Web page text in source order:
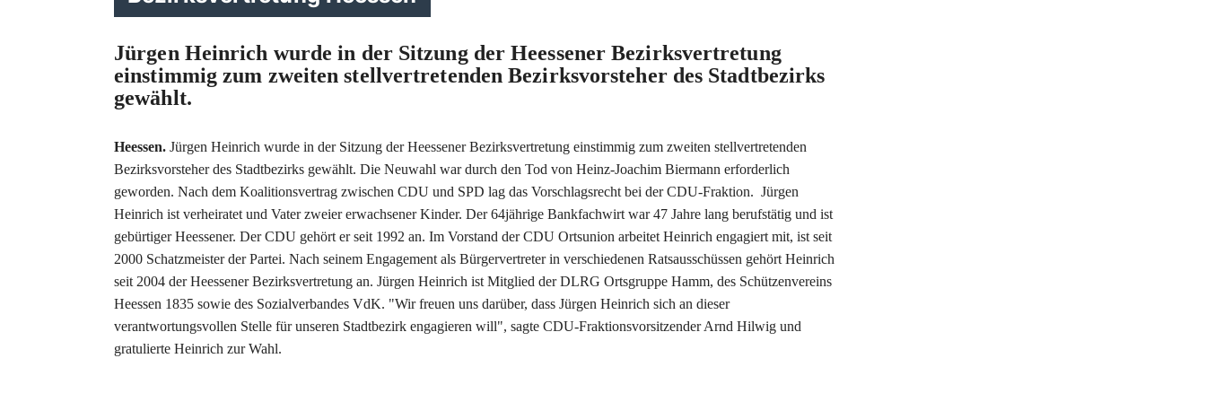
Jürgen Heinrich wurde in der Sitzung der Heessener Bezirksvertretung
einstimmig zum zweiten stellvertretenden Bezirksvorsteher des Stadtbezirks
gewählt.
Heessen. Jürgen Heinrich wurde in der Sitzung der Heessener Bezirksvertretung einstimmig zum zweiten stellvertretenden
Bezirksvorsteher des Stadtbezirks gewählt. Die Neuwahl war durch den Tod von Heinz-Joachim Biermann erforderlich
geworden. Nach dem Koalitionsvertrag zwischen CDU und SPD lag das Vorschlagsrecht bei der CDU-Fraktion. Jürgen
Heinrich ist verheiratet und Vater zweier erwachsener Kinder. Der 64jährige Bankfachwirt war 47 Jahre lang berufstätig und ist
gebürtiger Heessener. Der CDU gehört er seit 1992 an. Im Vorstand der CDU Ortsunion arbeitet Heinrich engagiert mit, ist seit
2000 Schatzmeister der Partei. Nach seinem Engagement als Bürgervertreter in verschiedenen Ratsausschüssen gehört Heinrich
seit 2004 der Heessener Bezirksvertretung an. Jürgen Heinrich ist Mitglied der DLRG Ortsgruppe Hamm, des Schützenvereins
Heessen 1835 sowie des Sozialverbandes VdK. "Wir freuen uns darüber, dass Jürgen Heinrich sich an dieser
verantwortungsvollen Stelle für unseren Stadtbezirk engagieren will", sagte CDU-Fraktionsvorsitzender Arnd Hilwig und
gratulierte Heinrich zur Wahl.